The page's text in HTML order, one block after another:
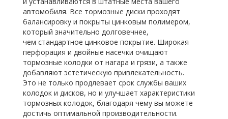
автомобиля. Все тормозные диски проходят
балансировку и покрыты цинковым полимером,
который значительно долговечнее,
чем стандартное цинковое покрытие. Широкая
перфорация и двойные насечки очищают
тормозные колодки от нагара и грязи, а также
добавляют эстетическую привлекательность.
Это не только продлевает срок службы ваших
колодок и дисков, но и улучшает характеристики
тормозных колодок, благодаря чему вы можете
достичь оптимальной производительности.